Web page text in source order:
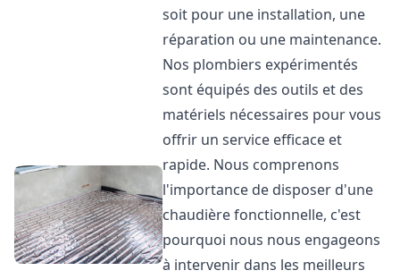
soit pour une installation, une
réparation ou une maintenance.
Nos plombiers expérimentés
sont équipés des outils et des
matériels nécessaires pour vous
offrir un service efficace et
rapide. Nous comprenons
l'importance de disposer d'une
chaudière fonctionnelle, c'est
pourquoi nous nous engageons
à intervenir dans les meilleurs